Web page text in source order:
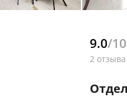
9.0/10
2 отзыва